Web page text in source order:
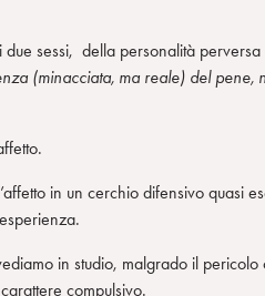
sessi, della personalità perversa
(minacciata, ma reale) del
in un cerchio difensivo quasi
in studio, malgrado il
compulsivo.